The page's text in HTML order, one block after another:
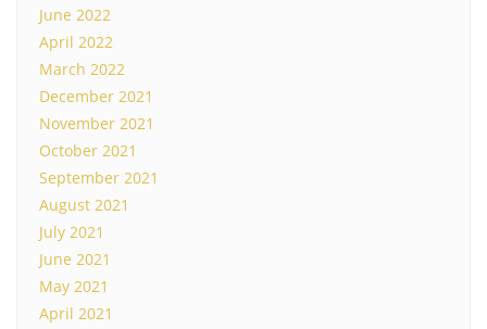
June 2022
April 2022
March 2022
December 2021
November 2021
October 2021
September 2021
August 2021
July 2021
June 2021
May 2021
April 2021